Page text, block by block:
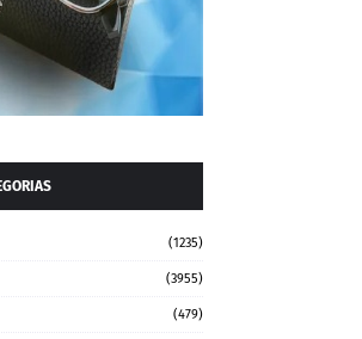
(1235)
(3955)
(479)